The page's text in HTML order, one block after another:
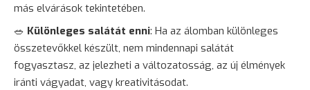
más elvárások tekintetében.
🥗 Különleges salátát enni: Ha az álomban különleges
összetevőkkel készült, nem mindennapi salátát
fogyasztasz, az jelezheti a változatosság, az új élmények
iránti vágyadat, vagy kreativitásodat.